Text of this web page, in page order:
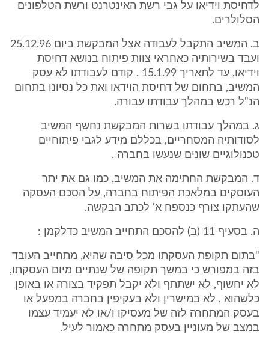
לדחיסת וידיאו על גבי רשת האינטרנט ורשת הטלפונים
הסלולרים.
ב. המשיב התקבל לעבודה אצל המבקשת ביום 25.12.96
ועבד בשירותיה כאחראי צוות פיתוח בנושא דחיסת
וידיאו, עד לתאריך 15.1.99 . קודם לעבודתו לא עסק
המשיב, בתחום של דחיסת הוידאו ואת כל נסיונו בתחום
הנ"ל רכש במהלך עבודתו עבורה.
ג. במהלך עבודתו בשרות המבקשת נחשף המשיב
לסודותיה המסחריים, בכללם מידע לגבי פיתוחיים
טכנולוגיים שונים שנעשו בחברה .
ד. המבקשת החתימה את המשיב, כמו גם את יתר
העוסקים במלאכת הפיתוח בחברה, על הסכם העסקה
שהעתקו צורף כנספח א' לכתב הבקשה.
ה. בסעיף 11 (ב) להסכם התחייב המשיב כדלקמן :
"בתום תקופת העסקתו מכל סיבה שהיא, מתחייב העובד
בזה במפורש כי במשך תקופה של שנתיים מיום העסקתו,
לא יחשוף, לא ישתתף ולא יקבל תפקיד בצורה או באופן
כלשהוא , לא במישרין ולא בעקיפין בחברה במפעל או
בעסק המתחרה לזה של מעסיקו ו/או לא יעמיד עצמו
במצב של מעוניין בעסק מתחרה כאמור לעיל.